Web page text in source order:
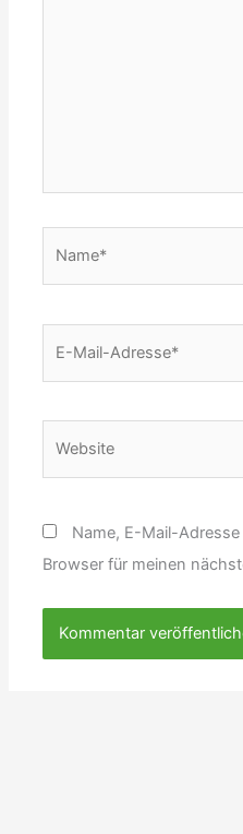
Name, E-Mail-
Browser für meinen